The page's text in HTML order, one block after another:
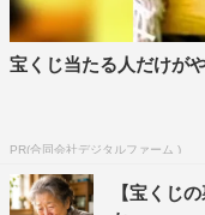
幽霊というユニーク
うだと揺れ動く心と
福田は『女芸人No.1
に輝いた、3時のヒロ
宝くじ当たる人だけが
PR(合同会社デジタルファーム )
【宝くじ